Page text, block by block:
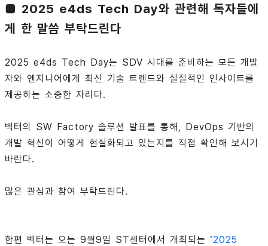
■ 2025 e4ds Tech Day와 관련해 독자들에
게 한 말씀 부탁드린다
2025 e4ds Tech Day는 SDV 시대를 준비하는 모든 개발
자와 엔지니어에게 최신 기술 트렌드와 실질적인 인사이트를
제공하는 소중한 자리다.
벡터의 SW Factory 솔루션 발표를 통해, DevOps 기반의
개발 혁신이 어떻게 현실화되고 있는지를 직접 확인해 보시기
바란다.
많은 관심과 참여 부탁드린다.
한편 벡터는 오는 9월9일 ST센터에서 개최되는 ‘2025